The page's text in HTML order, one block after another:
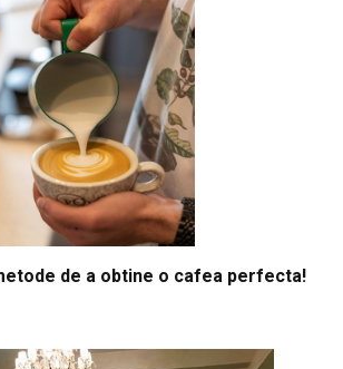
de a obtine o cafea perfecta!